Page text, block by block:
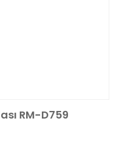
RM-D759